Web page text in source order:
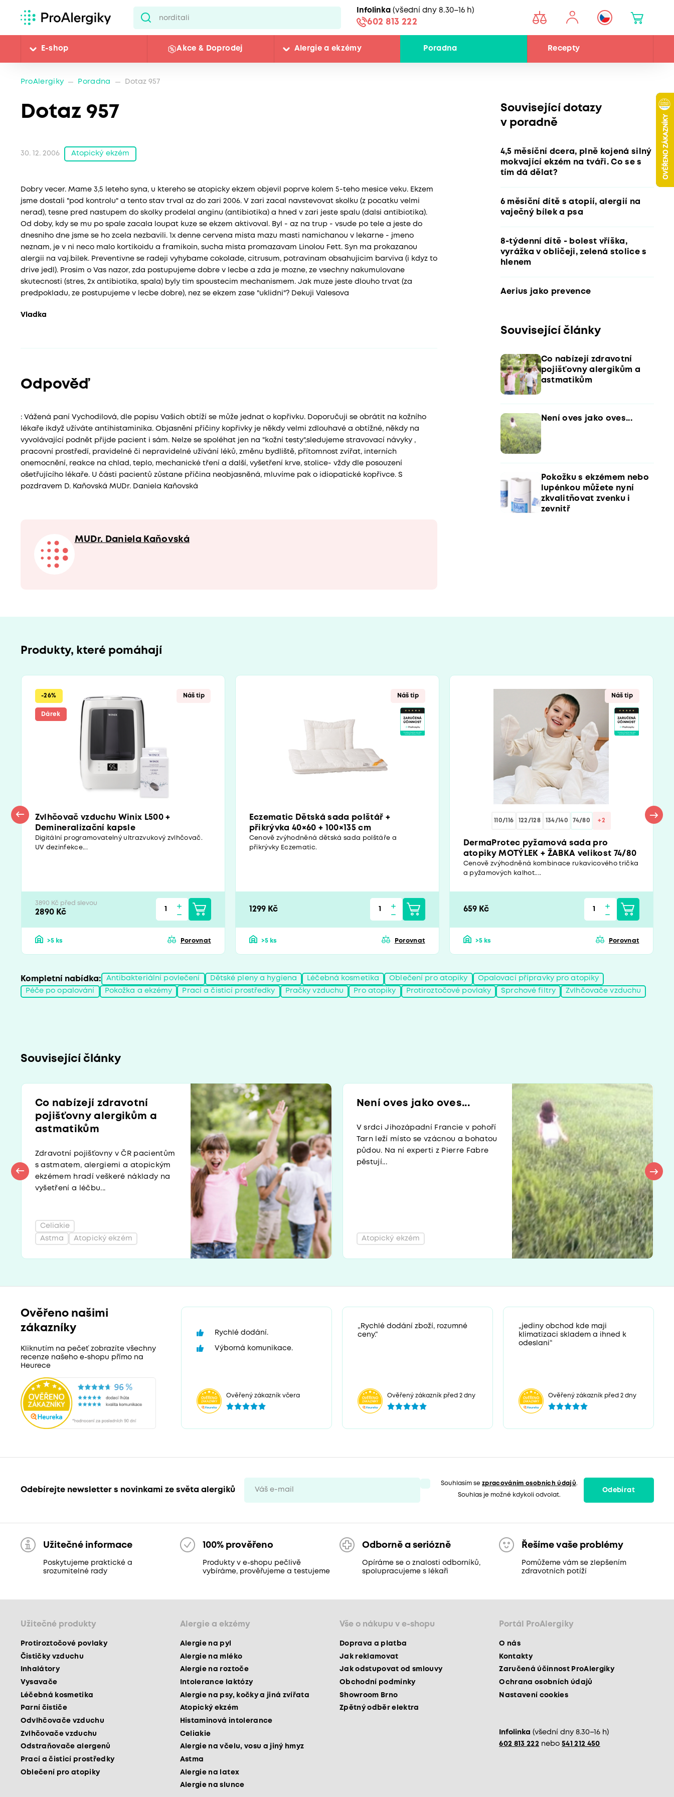
Infolinka (všední dny 8.30–16 h)
602 813 222
E-shop Akce & Doprodej Alergie a ekzémy Poradna Recepty
ProAlergiky Poradna Dotaz 957
Dotaz 957
30. 12. 2006 Atopický ekzém
Dobry vecer. Mame 3,5 leteho syna, u ktereho se atopicky ekzem objevil poprve kolem 5-teho mesice veku. Ekzem
jsme dostali "pod kontrolu" a tento stav trval az do zari 2006. V zari zacal navstevovat skolku (z pocatku velmi
nerad), tesne pred nastupem do skolky prodelal anginu (antibiotika) a hned v zari jeste spalu (dalsi antibiotika).
Od doby, kdy se mu po spale zacala loupat kuze se ekzem aktivoval. Byl - az na trup - vsude po tele a jeste do
dnesniho dne jsme se ho zcela nezbavili. 1x denne cervena mista mazu masti namichanou v lekarne - jmeno
neznam, je v ni neco malo kortikoidu a framikoin, sucha mista promazavam Linolou Fett. Syn ma prokazanou
alergii na vaj.bilek. Preventivne se radeji vyhybame cokolade, citrusum, potravinam obsahujicim barviva (i kdyz to
drive jedl). Prosim o Vas nazor, zda postupujeme dobre v lecbe a zda je mozne, ze vsechny nakumulovane
skutecnosti (stres, 2x antibiotika, spala) byly tim spoustecim mechanismem. Jak muze jeste dlouho trvat (za
predpokladu, ze postupujeme v lecbe dobre), nez se ekzem zase "uklidni"? Dekuji Valesova
Vladka
Odpověď
: Vážená paní Vychodilová, dle popisu Vašich obtíží se může jednat o kopřivku. Doporučuji se obrátit na kožního
lékaře ikdyž užíváte antihistaminika. Objasnění příčiny kopřivky je někdy velmi zdlouhavé a obtížné, někdy na
vyvolávající podnět přijde pacient i sám. Nelze se spoléhat jen na "kožní testy",sledujeme stravovací návyky ,
pracovní prostředí, pravidelné či nepravidelné užívání léků, změnu bydliště, přítomnost zvířat, interních
onemocnění, reakce na chlad, teplo, mechanické tření a další, vyšetření krve, stolice- vždy dle posouzení
ošetřujícího lékaře. U části pacientů zůstane příčina neobjasněná, mluvíme pak o idiopatické kopřivce. S
pozdravem D. Kaňovská MUDr. Daniela Kaňovská
MUDr. Daniela Kaňovská
Související dotazy
v poradně
4,5 měsíční dcera, plně kojená silný
mokvající ekzém na tváři. Co se s
tím dá dělat?
6 měsíční dítě s atopií, alergií na
vaječný bílek a psa
8-týdenní dítě - bolest vříška,
vyrážka v obličeji, zelená stolice s
hlenem
Aerius jako prevence
Související články
Co nabízejí zdravotní
pojišťovny alergikům a
astmatikům
Není oves jako oves...
Pokožku s ekzémem nebo
lupénkou můžete nyní
zkvalitňovat zvenku i
zevnitř
Produkty, které pomáhají
Dárek
-26% Náš tip
Zvlhčovač vzduchu Winix L500 +
Demineralizační kapsle
Digitální programovatelný ultrazvukový zvlhčovač.
UV dezinfekce...
3890 Kč před slevou
2890 Kč
>5 ks Porovnat
Náš tip
Eczematic Dětská sada polštář +
přikrývka 40×60 + 100×135 cm
Cenově zvýhodněná dětská sada polštáře a
přikrývky Eczematic.
1299 Kč
>5 ks Porovnat
Náš tip
110/116 122/128 134/140 74/80 +2
DermaProtec pyžamová sada pro
atopiky MOTÝLEK + ŽABKA velikost 74/80
Cenově zvýhodněná kombinace rukavicového trička
a pyžamových kalhot....
659 Kč
>5 ks Porovnat
Kompletní nabídka: Antibakteriální povlečení Dětské pleny a hygiena Léčebná kosmetika Oblečení pro atopiky
Opalovací přípravky pro atopiky
Péče po opalování
Pokožka a ekzémy Prací a čisticí prostředky Pračky vzduchu Pro atopiky Protiroztočové povlaky Sprchové filtry Zvlhčovače vzduchu
Související články
Co nabízejí zdravotní
pojišťovny alergikům a
astmatikům
Zdravotní pojišťovny v ČR pacientům
s astmatem, alergiemi a atopickým
ekzémem hradí veškeré náklady na
vyšetření a léčbu...
Astma Atopický ekzém
Celiakie
Není oves jako oves...
V srdci Jihozápadní Francie v pohoří
Tarn leží místo se vzácnou a bohatou
půdou. Na ní experti z Pierre Fabre
pěstují...
Atopický ekzém
Ověřeno našimi
zákazníky
Kliknutím na pečeť zobrazíte všechny
recenze našeho e-shopu přímo na
Heurece
Rychlé dodání.
Výborná komunikace.
Ověřený zákazník včera
„Rychlé dodání zboží, rozumné
ceny.“
Ověřený zákazník před 2 dny
„jediny obchod kde maji
klimatizaci skladem a ihned k
odeslani“
Ověřený zákazník před 2 dny
Odebírejte newsletter s novinkami ze světa alergiků
Souhlasím sezpracováním osobních údajů.
Souhlas je možné kdykoli odvolat.
Odebírat
Užitečné informace
Poskytujeme praktické a
srozumitelné rady
100% prověřeno
Produkty v e-shopu pečlivě
vybíráme, prověřujeme a testujeme
Odborně a seriózně
Opíráme se o znalosti odborníků,
spolupracujeme s lékaři
Řešíme vaše problémy
Pomůžeme vám se zlepšením
zdravotních potíží
Užitečné produkty
Protiroztočové povlaky
Čističky vzduchu
Inhalátory
Vysavače
Léčebná kosmetika
Parní čističe
Odvlhčovače vzduchu
Zvlhčovače vzduchu
Odstraňovače alergenů
Prací a čisticí prostředky
Oblečení pro atopiky
Alergie a ekzémy
Alergie na pyl
Alergie na mléko
Alergie na roztoče
Intolerance laktózy
Alergie na psy, kočky a jiná zvířata
Atopický ekzém
Histaminová intolerance
Celiakie
Alergie na včelu, vosu a jiný hmyz
Astma
Alergie na latex
Alergie na slunce
Vše o nákupu v e-shopu
Doprava a platba
Jak reklamovat
Jak odstupovat od smlouvy
Obchodní podmínky
Showroom Brno
Zpětný odběr elektra
Portál ProAlergiky
O nás
Kontakty
Zaručená účinnost ProAlergiky
Ochrana osobních údajů
Nastavení cookies
Infolinka (všední dny 8.30–16 h)
602 813 222 nebo 541 212 450